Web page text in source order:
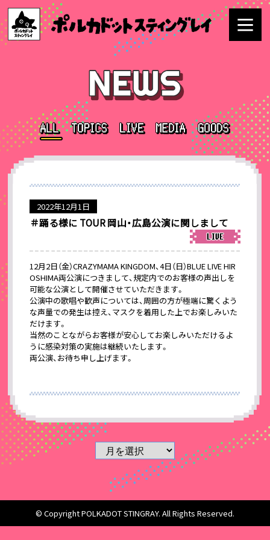
2022年12月1日
＃踊る様に TOUR 岡山・広島公演に関しまして
12月2日（金）CRAZYMAMA KINGDOM、4日（日）BLUE LIVE HIR
OSHIMA両公演につきまして、規定内でのお客様の声出しを
可能な公演として開催させていただきます。
公演中の歌唱や歓声については、周囲の方が極端に驚くよう
な声量での発生は控え、マスクを着用した上でお楽しみいた
だけます。
当然のことながらお客様が安心してお楽しみいただけるよ
うに感染対策の実施は継続いたします。
両公演、お待ち申し上げます。
© Copyright POLKADOT STINGRAY. All Rights Reserved.